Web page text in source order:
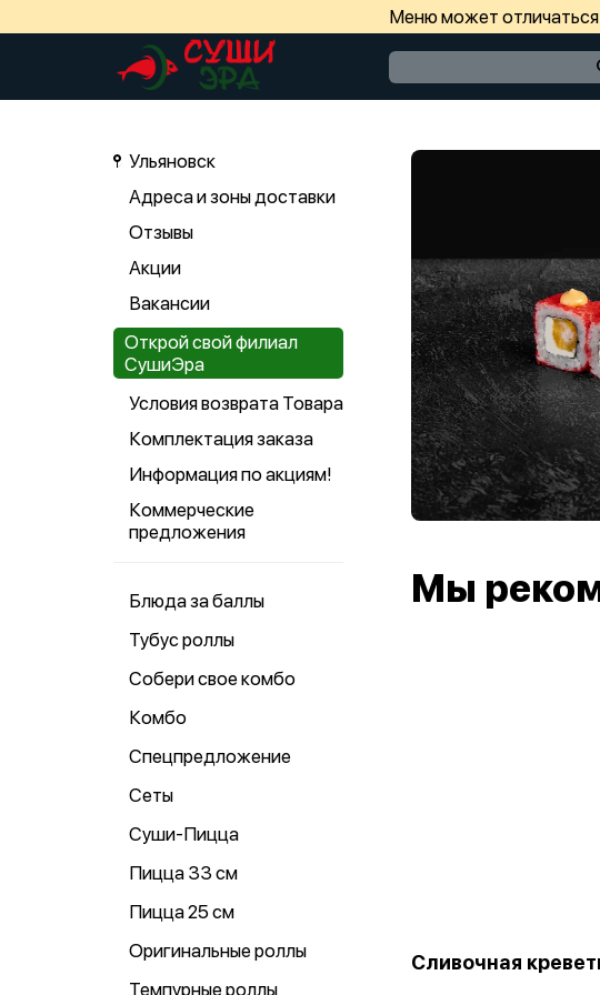
Меню может
Ульяновск
Адреса и зоны доставки
Отзывы
Акции
Вакансии
Открой свой филиал
СушиЭра
Условия возврата Товара
Комплектация заказа
Информация по акциям!
Коммерческие
предложения
Блюда за баллы
Тубус роллы
Собери свое комбо
Комбо
Спецпредложение
Сеты
Суши-Пицца
Пицца 33 см
Пицца 25 см
Оригинальные роллы
Темпурные роллы
Мы
Сливочная